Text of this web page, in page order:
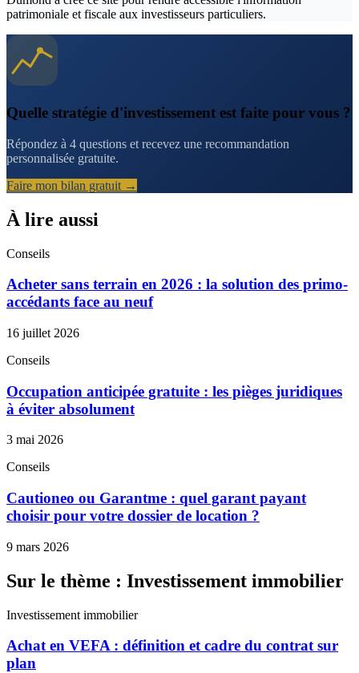
patrimoniale et fiscale aux investisseurs particuliers.
Quelle stratégie d'investissement est faite pour vous ?
Répondez à 4 questions et recevez une recommandation
personnalisée gratuite.
Faire mon bilan gratuit →
À lire aussi
Conseils
Acheter sans terrain en 2026 : la solution des primo-
accédants face au neuf
16 juillet 2026
Conseils
Occupation anticipée gratuite : les pièges juridiques
à éviter absolument
3 mai 2026
Conseils
Cautioneo ou Garantme : quel garant payant
choisir pour votre dossier de location ?
9 mars 2026
Sur le thème : Investissement immobilier
Investissement immobilier
Achat en VEFA : définition et cadre du contrat sur
plan